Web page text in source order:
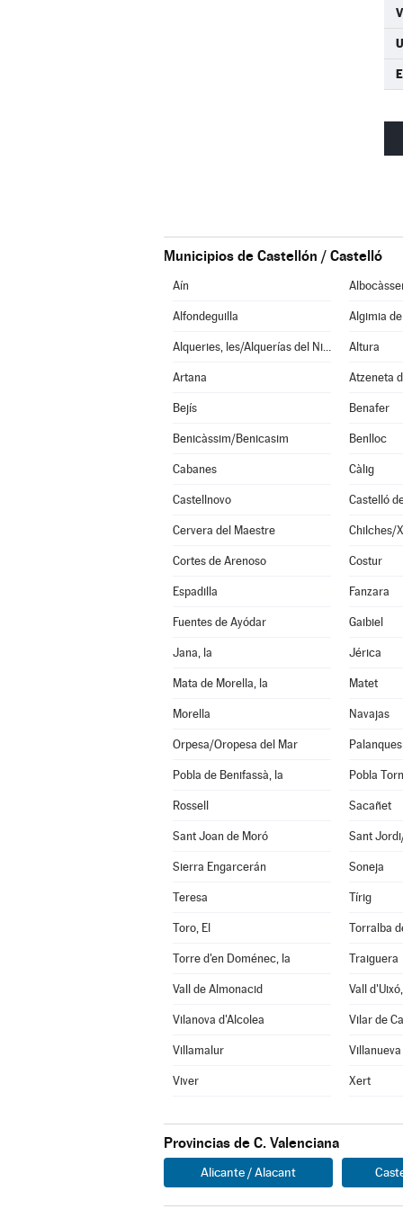
Municipios de Castellón / Castelló
Aín
Alfondeguilla Algimia
Alqueries, les/Alquerías del Niño Perdido Altura
Artana Atzeneta
Bejís Benafer
Benicàssim/Benicasim Benlloc
Cabanes Càlig
Castellnovo Castelló
Cervera del Maestre Chilches/
Cortes de Arenoso Costur
Espadilla Fanzara
Fuentes de Ayódar Gaibiel
Jana, la Jérica
Mata de Morella, la Matet
Morella Navajas
Orpesa/Oropesa del Mar Palanques
Pobla de Benifassà, la Pobla
Rossell Sacañet
Sant Joan de Moró Sant
Sierra Engarcerán Soneja
Teresa Tírig
Toro, El Torralba
Torre d'en Doménec, la Traiguera
Vall de Almonacid Vall
Vilanova d'Alcolea Vilar de
Villamalur
Viver Xert
Provincias de C. Valenciana
Alicante / Alacant